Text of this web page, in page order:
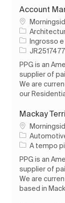
Account
Ubicazione
Categoria
Ingrosso
ID processo
JR2517477
PPG is an
supplier of
We are
our
Mackay
Ubicazione
Tipo di lavoro
A tempo
PPG is an
supplier of
We are
based in